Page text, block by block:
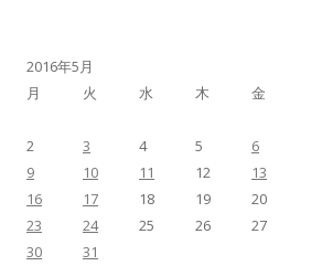
2016年5月
月
火 水 木 金
2
3 4 5 6
9
10 11 12 13
16
17 18 19 20
23
24 25 26 27
30
31